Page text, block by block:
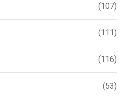
(107)
(111)
(116)
(53)